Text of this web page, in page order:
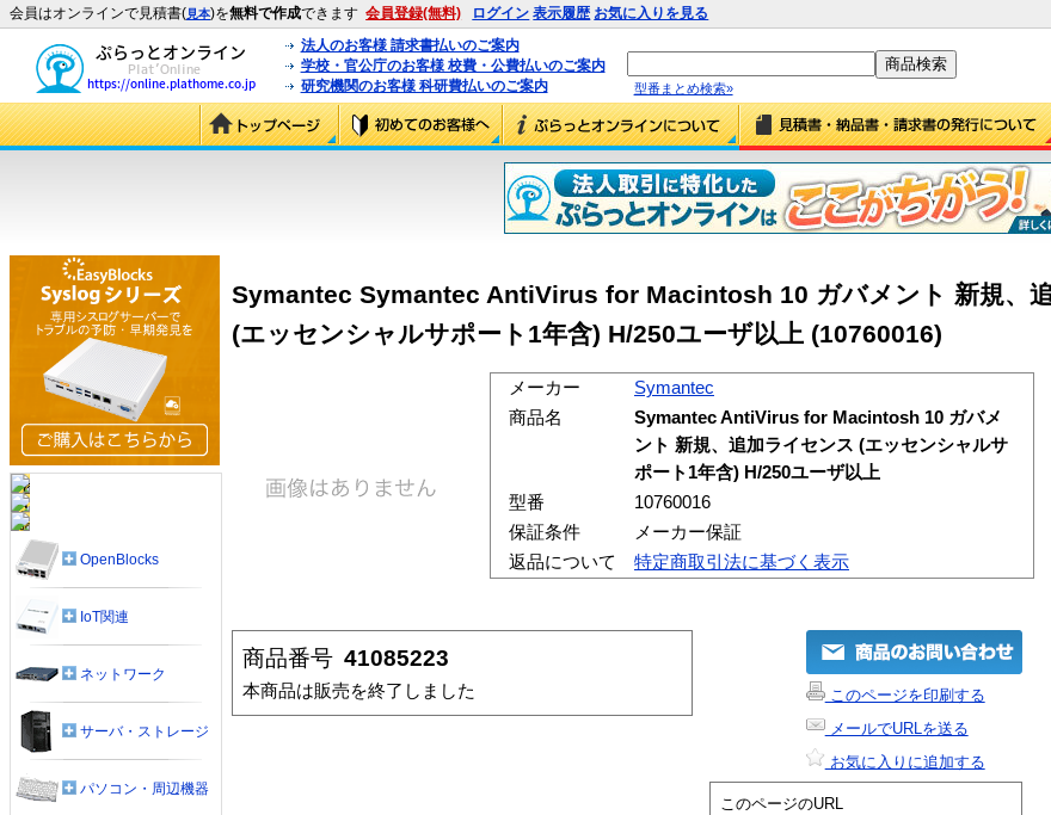
会員はオンラインで見積書(見本)を無料で作成できます 会員登録(無料) ログイン 表示履歴 お気に入りを見る
法人のお客様 請求書払いのご案内
学校・官公庁のお客様 校費・公費払いのご案内
研究機関のお客様 科研費払いのご案内
型番まとめ検索»
Symantec Symantec AntiVirus for Macintosh 10 ガバメント 新規、
(エッセンシャルサポート1年含) H/250ユーザ以上 (10760016)
メーカー
Symantec
商品名
Symantec AntiVirus for Macintosh 10 ガバメ
ント 新規、追加ライセンス (エッセンシャルサ
ポート1年含) H/250ユーザ以上
型番
10760016
保証条件
メーカー保証
返品について
特定商取引法に基づく表示
商品番号 41085223
本商品は販売を終了しました
このページを印刷する
メールでURLを送る
お気に入りに追加する
このページのURL
OpenBlocks
IoT関連
ネットワーク
サーバ・ストレージ
パソコン・周辺機器